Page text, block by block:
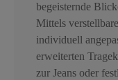
begeisternde
Mittels
individuell
erweiterten
zur Jeans oder